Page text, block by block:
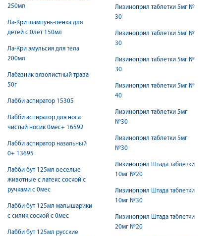
250мл
Ла-Кри шампунь-пенка для
детей с 0лет 150мл
Ла-Кри эмульсия для тела
200мл
Лабазник вязолистный трава
50г
Лабби аспиратор 15305
Лабби аспиратор для носа
чистый носик 0мес+ 16592
Лабби аспиратор назальный
0+ 13695
Лабби бут 125мл веселые
животные с латекс соской с
ручками с 0мес
Лабби бут 125мл малышарики
с силик соской с 0мес
Лабби бут 125мл русские
Лизиноприл таблетки 5мг №
30
Лизиноприл таблетки 5мг №
30
Лизиноприл таблетки 5мг №
30
Лизиноприл таблетки 5мг №
40
Лизиноприл таблетки 5мг
№30
Лизиноприл таблетки 5мг
№30
Лизиноприл Штада таблетки
10мг №20
Лизиноприл Штада таблетки
10мг №30
Лизиноприл Штада таблетки
20мг №20